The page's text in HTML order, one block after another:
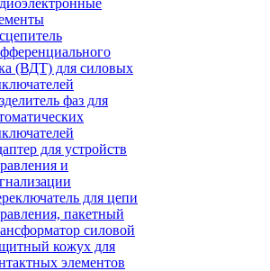
(ВДТ) для силовых
фаз для
для устройств
и
для цепи
пакетный
силовой
кожух для
элементов